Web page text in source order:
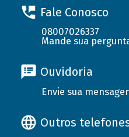
Fale Conosco
08007026337
Mande sua
Ouvidoria
Envie sua
Outros